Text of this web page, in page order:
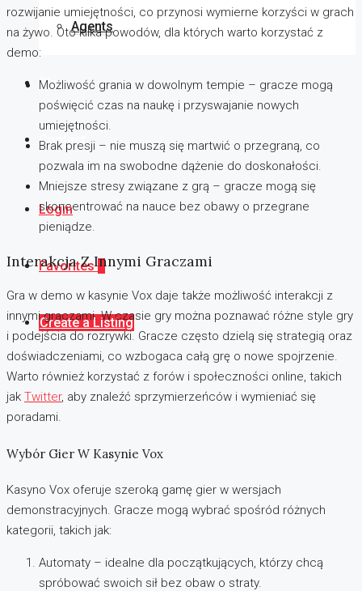
Agents
Blog
Contact
Login
Favorites0
Create a Listing
rozwijanie umiejętności, co przynosi wymierne korzyści w grach
na żywo. Oto kilka powodów, dla których warto korzystać z
demo:
Możliwość grania w dowolnym tempie – gracze mogą
poświęcić czas na naukę i przyswajanie nowych
umiejętności.
Brak presji – nie muszą się martwić o przegraną, co
pozwala im na swobodne dążenie do doskonałości.
Mniejsze stresy związane z grą – gracze mogą się
skoncentrować na nauce bez obawy o przegrane
pieniądze.
Interakcja Z Innymi Graczami
Gra w demo w kasynie Vox daje także możliwość interakcji z
innymi graczami. W czasie gry można poznawać różne style gry
i podejścia do rozrywki. Gracze często dzielą się strategią oraz
doświadczeniami, co wzbogaca całą grę o nowe spojrzenie.
Warto również korzystać z forów i społeczności online, takich
jak Twitter, aby znaleźć sprzymierzeńców i wymieniać się
poradami.
Wybór Gier W Kasynie Vox
Kasyno Vox oferuje szeroką gamę gier w wersjach
demonstracyjnych. Gracze mogą wybrać spośród różnych
kategorii, takich jak:
Automaty – idealne dla początkujących, którzy chcą
spróbować swoich sił bez obaw o straty.